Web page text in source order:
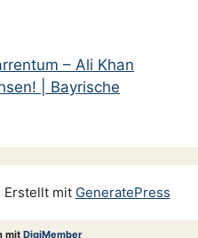
– Ali Khan
| Bayrische
Erstellt mit GeneratePress
mit DigiMember